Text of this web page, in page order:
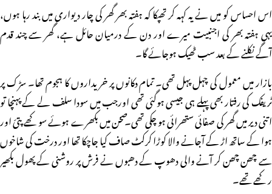
اس احساس کو میں نے یہ کہہ کر تھپکا کہ ہفتہ بھر گھر کی چار دیواری میں بند رہا ہوں،
یہی ہفتہ بھر کی اجنبیت میرے اور دن کے درمیان حائل ہے، گھر سے چند قدم
آگے نکلنے کے بعد سب ٹھیک ہوجائے گا۔
بازار میں معمول کی چہل پہل تھی۔ تمام دکانوں پر خریداروں کا ہجوم تھا۔ سڑک پر
ٹریفک کی رفتار بھی پہلے ہی جیسی ہوگئی تھی اورجب میں سودا سلف لے کے پہنچا تو
اتنی دیر میں گھر کی صفائی ستھرائی ہو چکی تھی۔ ـصحن میں بکھرے ہوئے سوکھے پتیّ اور
ہوا کے ساتھ اڑ کے آجانے والا کوڑا کرکٹ صاف کیا جاچکا تھا اور درخت کی شاخوں
سے چھن چھن کر آنے والی دھوپ کے دھبوں نے فرش پر روشنی کے پھول بکھیر
رکھے تھے۔